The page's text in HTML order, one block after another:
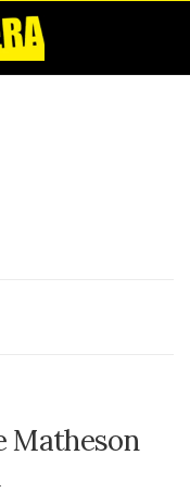
Matheson